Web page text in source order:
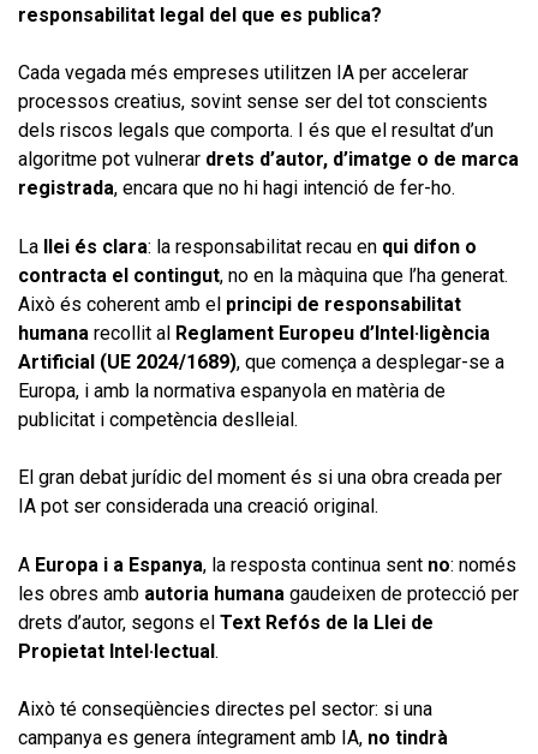
responsabilitat legal del que es publica?
Cada vegada més empreses utilitzen IA per accelerar
processos creatius, sovint sense ser del tot conscients
dels riscos legals que comporta. I és que el resultat d’un
algoritme pot vulnerar drets d’autor, d’imatge o de marca
registrada, encara que no hi hagi intenció de fer-ho.
La llei és clara: la responsabilitat recau en qui difon o
contracta el contingut, no en la màquina que l’ha generat.
Això és coherent amb el principi de responsabilitat
humana recollit al Reglament Europeu d’Intel·ligència
Artificial (UE 2024/1689), que comença a desplegar-se a
Europa, i amb la normativa espanyola en matèria de
publicitat i competència deslleial.
El gran debat jurídic del moment és si una obra creada per
IA pot ser considerada una creació original.
A Europa i a Espanya, la resposta continua sent no: només
les obres amb autoria humana gaudeixen de protecció per
drets d’autor, segons el Text Refós de la Llei de
Propietat Intel·lectual.
Això té conseqüències directes pel sector: si una
campanya es genera íntegrament amb IA, no tindrà